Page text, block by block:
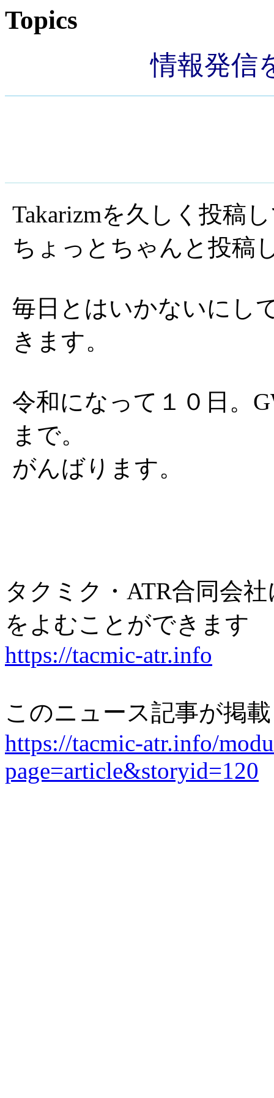
Topics
情報発信
Takarizmを久しく投稿
ちょっとちゃんと投稿
毎日とはいかないにし
きます。
令和になって１０日。
まで。
がんばります。
タクミク・ATR合同会
をよむことができます
https://tacmic-atr.info
このニュース記事が掲
https://tacmic-atr.info/
page=article&storyid=120